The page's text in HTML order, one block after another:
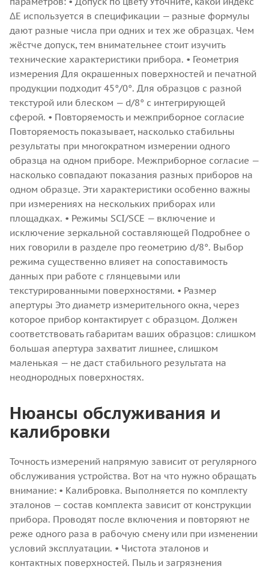
ΔE используется в спецификации — разные формулы
дают разные числа при одних и тех же образцах. Чем
жёстче допуск, тем внимательнее стоит изучить
технические характеристики прибора. • Геометрия
измерения Для окрашенных поверхностей и печатной
продукции подходит 45°/0°. Для образцов с разной
текстурой или блеском — d/8° с интегрирующей
сферой. • Повторяемость и межприборное согласие
Повторяемость показывает, насколько стабильны
результаты при многократном измерении одного
образца на одном приборе. Межприборное согласие —
насколько совпадают показания разных приборов на
одном образце. Эти характеристики особенно важны
при измерениях на нескольких приборах или
площадках. • Режимы SCI/SCE — включение и
исключение зеркальной составляющей Подробнее о
них говорили в разделе про геометрию d/8°. Выбор
режима существенно влияет на сопоставимость
данных при работе с глянцевыми или
текстурированными поверхностями. • Размер
апертуры Это диаметр измерительного окна, через
которое прибор контактирует с образцом. Должен
соответствовать габаритам ваших образцов: слишком
большая апертура захватит лишнее, слишком
маленькая — не даст стабильного результата на
неоднородных поверхностях.
Нюансы обслуживания и
калибровки
Точность измерений напрямую зависит от регулярного
обслуживания устройства. Вот на что нужно обращать
внимание: • Калибровка. Выполняется по комплекту
эталонов — состав комплекта зависит от конструкции
прибора. Проводят после включения и повторяют не
реже одного раза в рабочую смену или при изменении
условий эксплуатации. • Чистота эталонов и
контактных поверхностей. Пыль и загрязнения